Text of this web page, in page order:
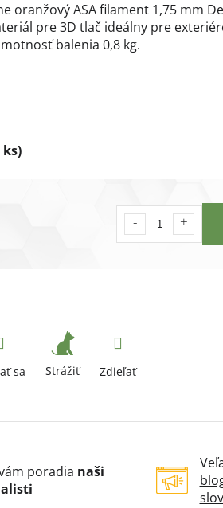
ks)
oranžový ASA filament 1,75 mm
pre 3D tlač ideálny pre
balenia 0,8 kg.
sa Strážiť Zdieľať
poradia naši